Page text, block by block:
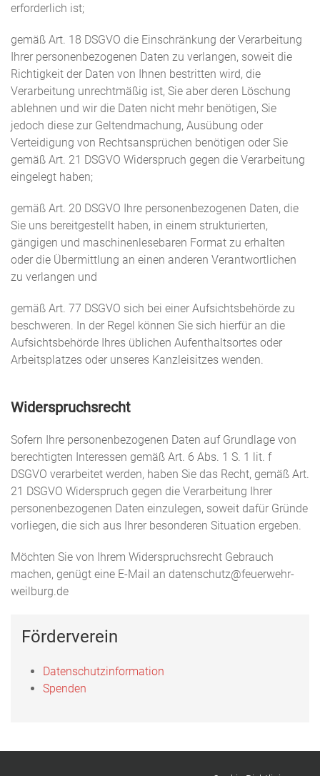
erforderlich ist;
gemäß Art. 18 DSGVO die Einschränkung der Verarbeitung
Ihrer personenbezogenen Daten zu verlangen, soweit die
Richtigkeit der Daten von Ihnen bestritten wird, die
Verarbeitung unrechtmäßig ist, Sie aber deren Löschung
ablehnen und wir die Daten nicht mehr benötigen, Sie
jedoch diese zur Geltendmachung, Ausübung oder
Verteidigung von Rechtsansprüchen benötigen oder Sie
gemäß Art. 21 DSGVO Widerspruch gegen die Verarbeitung
eingelegt haben;
gemäß Art. 20 DSGVO Ihre personenbezogenen Daten, die
Sie uns bereitgestellt haben, in einem strukturierten,
gängigen und maschinenlesebaren Format zu erhalten
oder die Übermittlung an einen anderen Verantwortlichen
zu verlangen und
gemäß Art. 77 DSGVO sich bei einer Aufsichtsbehörde zu
beschweren. In der Regel können Sie sich hierfür an die
Aufsichtsbehörde Ihres üblichen Aufenthaltsortes oder
Arbeitsplatzes oder unseres Kanzleisitzes wenden.
Widerspruchsrecht
Sofern Ihre personenbezogenen Daten auf Grundlage von
berechtigten Interessen gemäß Art. 6 Abs. 1 S. 1 lit. f
DSGVO verarbeitet werden, haben Sie das Recht, gemäß Art.
21 DSGVO Widerspruch gegen die Verarbeitung Ihrer
personenbezogenen Daten einzulegen, soweit dafür Gründe
vorliegen, die sich aus Ihrer besonderen Situation ergeben.
Möchten Sie von Ihrem Widerspruchsrecht Gebrauch
machen, genügt eine E-Mail an datenschutz@feuerwehr-
weilburg.de
Förderverein
Datenschutzinformation
Spenden